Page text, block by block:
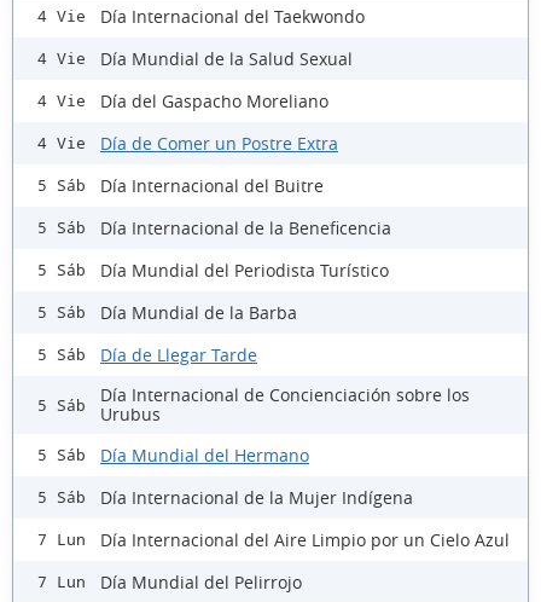
4 Vie Día Internacional del Taekwondo
4 Vie Día Mundial de la Salud Sexual
4 Vie Día del Gaspacho Moreliano
4 Vie Día de Comer un Postre Extra
5 Sáb Día Internacional del Buitre
5 Sáb Día Internacional de la Beneficencia
5 Sáb Día Mundial del Periodista Turístico
5 Sáb Día Mundial de la Barba
5 Sáb Día de Llegar Tarde
5 Sáb
Día Internacional de Concienciación sobre los
Urubus
5 Sáb Día Mundial del Hermano
5 Sáb Día Internacional de la Mujer Indígena
7 Lun Día Internacional del Aire Limpio por un Cielo Azul
7 Lun Día Mundial del Pelirrojo